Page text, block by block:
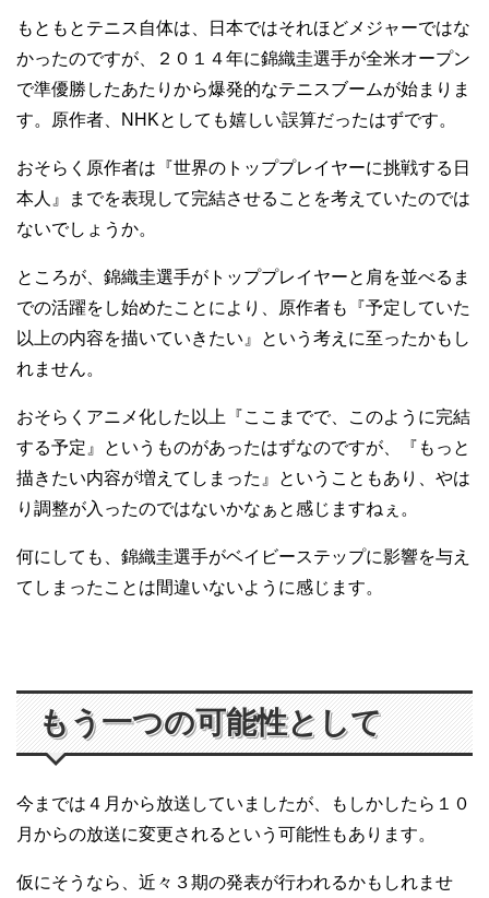
もともとテニス自体は、日本ではそれほどメジャーではな
かったのですが、２０１４年に錦織圭選手が全米オープン
で準優勝したあたりから爆発的なテニスブームが始まりま
す。原作者、NHKとしても嬉しい誤算だったはずです。
おそらく原作者は『世界のトッププレイヤーに挑戦する日
本人』までを表現して完結させることを考えていたのでは
ないでしょうか。
ところが、錦織圭選手がトッププレイヤーと肩を並べるま
での活躍をし始めたことにより、原作者も『予定していた
以上の内容を描いていきたい』という考えに至ったかもし
れません。
おそらくアニメ化した以上『ここまでで、このように完結
する予定』というものがあったはずなのですが、『もっと
描きたい内容が増えてしまった』ということもあり、やは
り調整が入ったのではないかなぁと感じますねぇ。
何にしても、錦織圭選手がベイビーステップに影響を与え
てしまったことは間違いないように感じます。
もう一つの可能性として
今までは４月から放送していましたが、もしかしたら１０
月からの放送に変更されるという可能性もあります。
仮にそうなら、近々３期の発表が行われるかもしれませ